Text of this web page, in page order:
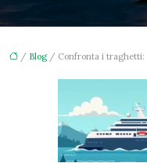
/ Blog/ Confronta i traghetti: